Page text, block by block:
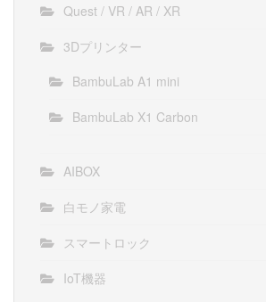
Quest / VR / AR / XR
3Dプリンター
BambuLab A1 mini
BambuLab X1 Carbon
AIBOX
白モノ家電
スマートロック
IoT機器